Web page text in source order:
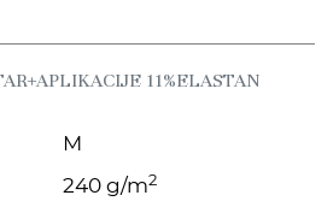
11%ELASTAN
M
240 g/m2